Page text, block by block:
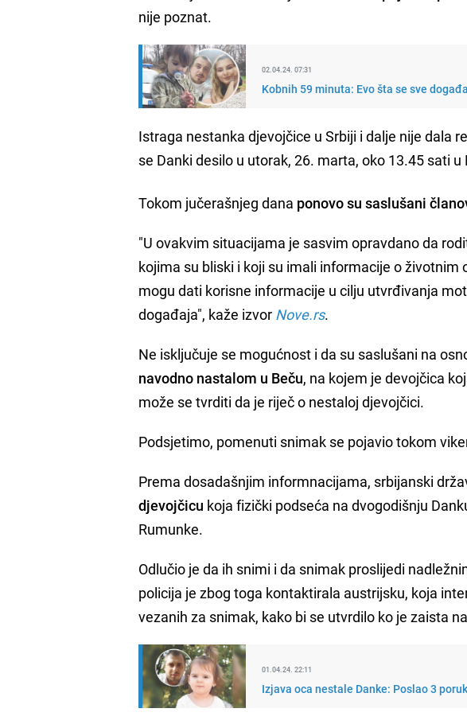
nije poznat.
02.04.24. 07:31
Kobnih 59 minuta: Evo šta se sve
Istraga nestanka djevojčice u Srbiji i dalje nije dala
se Danki desilo u utorak, 26. marta, oko 13.45 sati
Tokom jučerašnjeg dana ponovo su saslušani
"U ovakvim situacijama je sasvim opravdano da
kojima su bliski i koji su imali informacije o
mogu dati korisne informacije u cilju utvrđivanja
događaja", kaže izvor Nove.rs.
Ne isključuje se mogućnost i da su saslušani na
navodno nastalom u Beču, na kojem je devojčica
može se tvrditi da je riječ o nestaloj djevojčici.
Podsjetimo, pomenuti snimak se pojavio tokom
Prema dosadašnjim informnacijama, srbijanski
djevojčicu koja fizički podseća na dvogodišnju
Rumunke.
Odlučio je da ih snimi i da snimak proslijedi
policija je zbog toga kontaktirala austrijsku, koja
vezanih za snimak, kako bi se utvrdilo ko je zaista
01.04.24. 22:11
Izjava oca nestale Danke: Poslao 3